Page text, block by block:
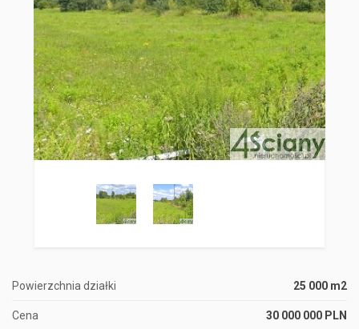
Powierzchnia działki 25 000 m2
Cena 30 000 000 PLN